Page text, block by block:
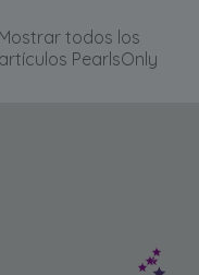
Mostrar todos los
artículos PearlsOnly